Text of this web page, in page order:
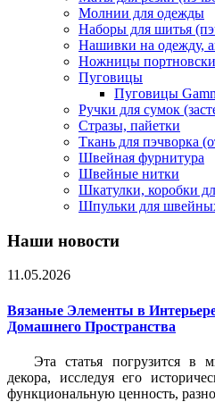
Молнии для одежды
Наборы для шитья
Нашивки на одежду,
Ножницы
Пуговицы
Пуговицы
Ручки для сумок
Стразы, пайетки
Ткань для пэчворка
Швейная фурнитура
Швейные нитки
Шкатулки, коробки
Шпульки для
Наши новости
11.05.2026
Вязаные Элементы в
Домашнего Пространства
Эта статья погрузится в
декора, исследуя его
функциональную ценность,